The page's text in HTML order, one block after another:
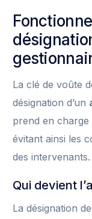
La clé de voûte
désignation d’un
prend en charge
évitant ainsi les
des intervenants.
Qui devient
La désignation